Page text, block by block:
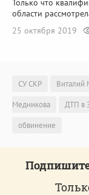
Только что
области
25 октября 2019
СУ СКР Виталий
Медникова
ДТП в
обвинение